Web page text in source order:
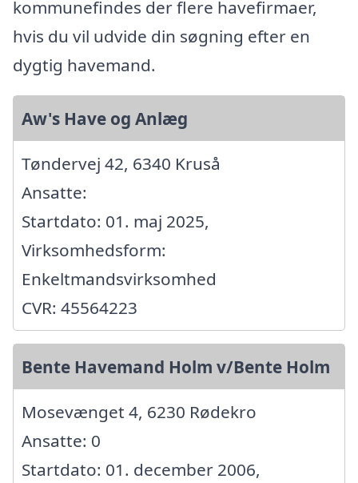
kommunefindes der flere havefirmaer,
hvis du vil udvide din søgning efter en
dygtig havemand.
Aw's Have og Anlæg
Tøndervej 42, 6340 Kruså
Ansatte:
Startdato: 01. maj 2025,
Virksomhedsform:
Enkeltmandsvirksomhed
CVR: 45564223
Bente Havemand Holm v/Bente Holm
Mosevænget 4, 6230 Rødekro
Ansatte: 0
Startdato: 01. december 2006,